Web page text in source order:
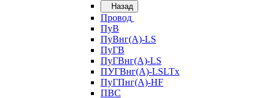
Назад
Провод
ПуВ
ПуВнг(А)-LS
ПуГВ
ПуГВнг(А)-LS
ПУГВнг(А)-LSLTx
ПуГПнг(А)-HF
ПВС